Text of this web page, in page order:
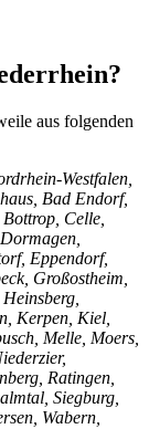
aus folgenden
Westfalen,
Bad Endorf,
Celle,
Eppendorf,
Großostheim,
Kerpen, Kiel,
Melle, Moers,
Ratingen,
Siegburg,
Wabern,